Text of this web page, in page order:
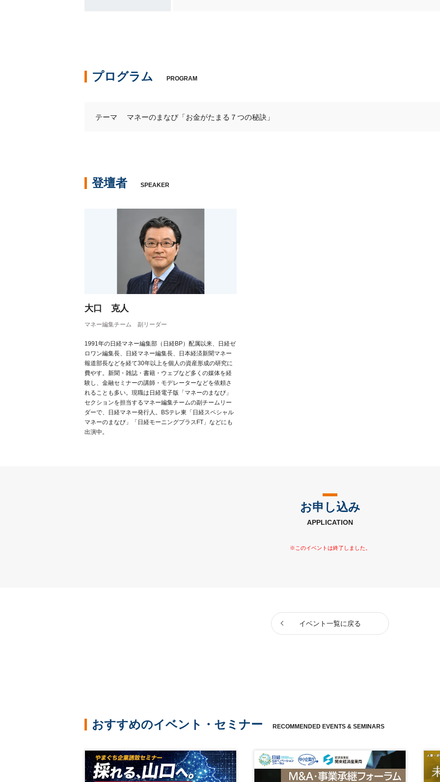
プログラム PROGRAM
テーマ マネーのまなび「お金がたまる７つの秘訣」
登壇者 SPEAKER
大口 克人
マネー編集チーム 副リーダー
1991年の日経マネー編集部（日経BP）配属以来、日経ゼ
ロワン編集長、日経マネー編集長、日本経済新聞マネー
報道部長などを経て30年以上を個人の資産形成の研究に
費やす。新聞・雑誌・書籍・ウェブなど多くの媒体を経
験し、金融セミナーの講師・モデレーターなどを依頼さ
れることも多い。現職は日経電子版「マネーのまなび」
セクションを担当するマネー編集チームの副チームリー
ダーで、日経マネー発行人。BSテレ東「日経スペシャル
マネーのまなび」「日経モーニングプラスFT」などにも
出演中。
お申し込み
APPLICATION
イベント一覧に戻る
おすすめのイベント・セミナー RECOMMENDED EVENTS & SEMINARS